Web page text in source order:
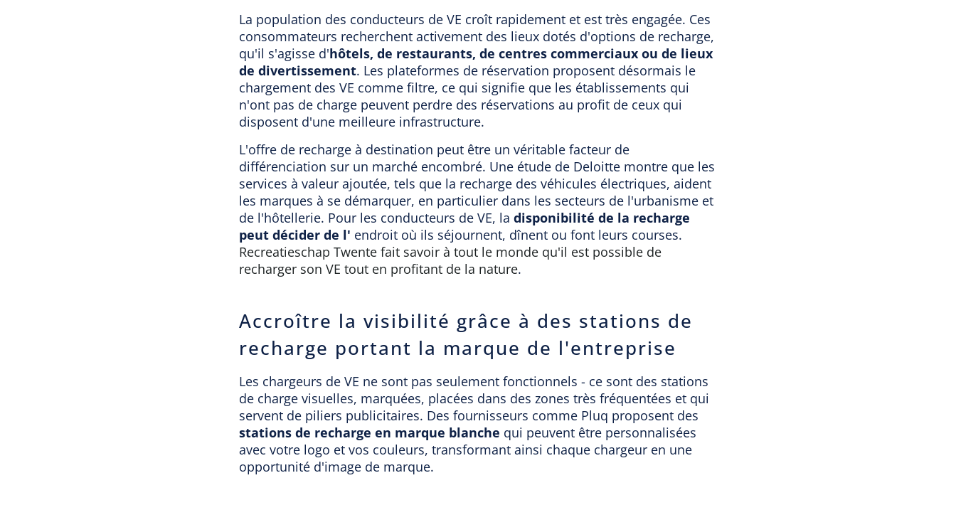
La population des conducteurs de VE croît rapidement et est très engagée. Ces
consommateurs recherchent activement des lieux dotés d'options de recharge,
qu'il s'agisse d'hôtels, de restaurants, de centres commerciaux ou de lieux
de divertissement. Les plateformes de réservation proposent désormais le
chargement des VE comme filtre, ce qui signifie que les établissements qui
n'ont pas de charge peuvent perdre des réservations au profit de ceux qui
disposent d'une meilleure infrastructure.
L'offre de recharge à destination peut être un véritable facteur de
différenciation sur un marché encombré. Une étude de Deloitte montre que les
services à valeur ajoutée, tels que la recharge des véhicules électriques, aident
les marques à se démarquer, en particulier dans les secteurs de l'urbanisme et
de l'hôtellerie. Pour les conducteurs de VE, la disponibilité de la recharge
peut décider de l' endroit où ils séjournent, dînent ou font leurs courses.
Recreatieschap Twente fait savoir à tout le monde qu'il est possible de
recharger son VE tout en profitant de la nature.
Accroître la visibilité grâce à des stations de
recharge portant la marque de l'entreprise
Les chargeurs de VE ne sont pas seulement fonctionnels - ce sont des stations
de charge visuelles, marquées, placées dans des zones très fréquentées et qui
servent de piliers publicitaires. Des fournisseurs comme Pluq proposent des
stations de recharge en marque blanche qui peuvent être personnalisées
avec votre logo et vos couleurs, transformant ainsi chaque chargeur en une
opportunité d'image de marque.